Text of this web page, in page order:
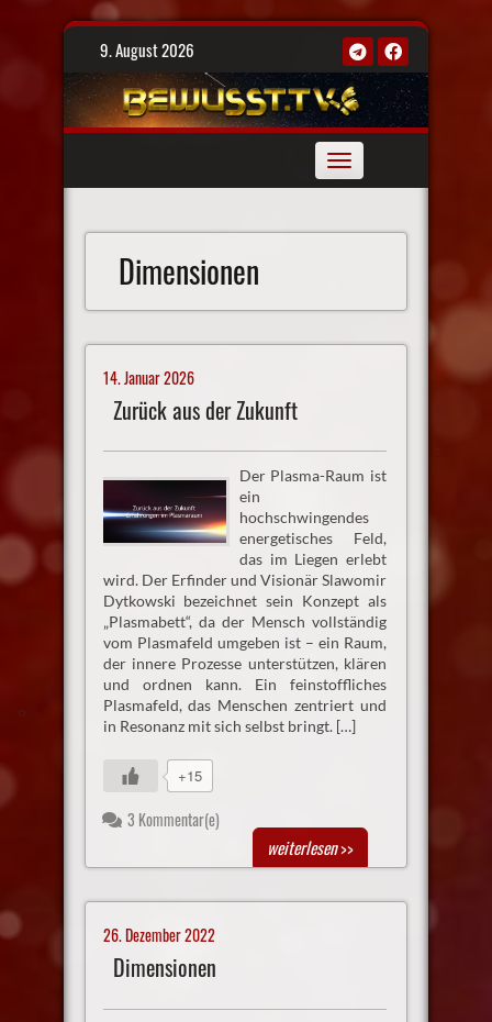
Skip
9. August 2026
Toggle
navigation
Dimensionen
14. Januar 2026
Zurück aus der Zukunft
Der Plasma-Raum ist
ein
hochschwingendes
energetisches Feld,
das im Liegen erlebt
wird. Der Erfinder und Visionär Slawomir
Dytkowski bezeichnet sein Konzept als
„Plasmabett“, da der Mensch vollständig
vom Plasmafeld umgeben ist – ein Raum,
der innere Prozesse unterstützen, klären
und ordnen kann. Ein feinstoffliches
Plasmafeld, das Menschen zentriert und
in Resonanz mit sich selbst bringt. […]
+15
3 Kommentar(e)
weiterlesen>>
26. Dezember 2022
Dimensionen